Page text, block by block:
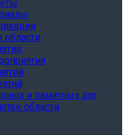
области
и памятных дат
области